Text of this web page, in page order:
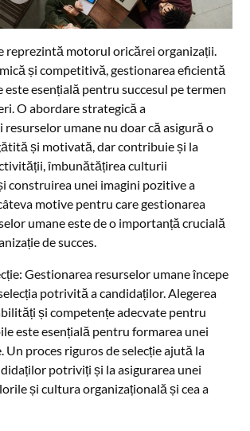
reprezintă motorul oricărei organizații.
și competitivă, gestionarea eficientă
este esențială pentru succesul pe termen
O abordare strategică a
resurselor umane nu doar că asigură o
și motivată, dar contribuie și la
îmbunătățirea culturii
construirea unei imagini pozitive a
motive pentru care gestionarea
umane este de o importanță crucială
de succes.
Gestionarea resurselor umane începe
potrivită a candidaților. Alegerea
și competențe adecvate pentru
este esențială pentru formarea unei
Un proces riguros de selecție ajută la
potriviți și la asigurarea unei
și cultura organizațională și cea a